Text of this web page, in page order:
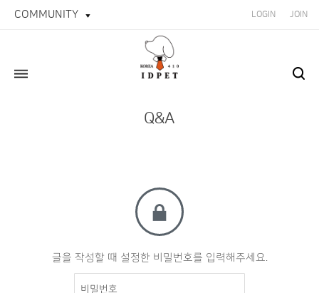
COMMUNITY LOGIN JOIN
Q&A
글을 작성할 때 설정한 비밀번호를 입력해주세요.